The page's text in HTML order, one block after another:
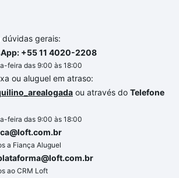
gerais:
+55 11 4020-2208
feira das 9:00 às 18:00
ou aluguel em atraso:
ou através do Telefone
feira das 9:00 às 18:00
a Fiança Aluguel
ao CRM Loft